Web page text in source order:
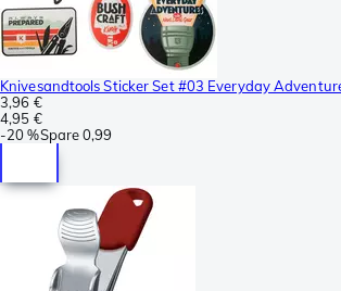
Knivesandtools Sticker Set #03 Everyday
3,96 €
4,95 €
-20 %Spare0,99